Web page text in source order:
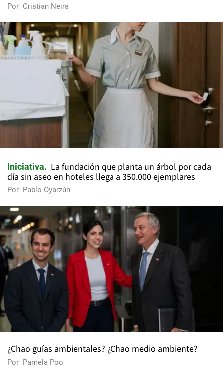
Por Cristian Neira
Iniciativa
La fundación que planta un árbol por cada
día sin aseo en hoteles llega a 350.000 ejemplares
Por Pablo Oyarzún
¿Chao guías ambientales? ¿Chao medio ambiente?
Por Pamela Poo